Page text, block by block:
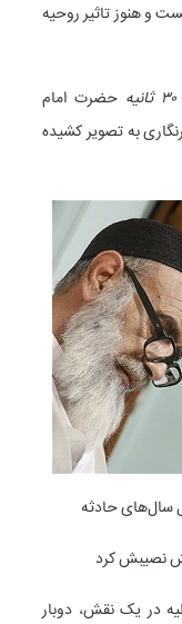
و هنوز تاثیر روحیه
حضرت امام
به تصویر کشیده
سال‌های حادثه
نصیبش کرد
در یک نقش، دوبار